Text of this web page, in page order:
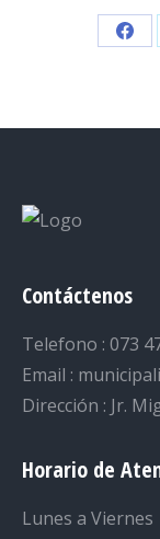
Contáctenos
Telefono : 073
Email :
Dirección : Jr.
Horario de
Lunes a Viernes